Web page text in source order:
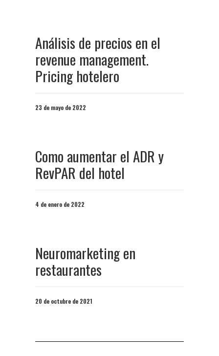
Análisis de precios en el
revenue management.
Pricing hotelero
23 de mayo de 2022
Como aumentar el ADR y
RevPAR del hotel
4 de enero de 2022
Neuromarketing en
restaurantes
20 de octubre de 2021